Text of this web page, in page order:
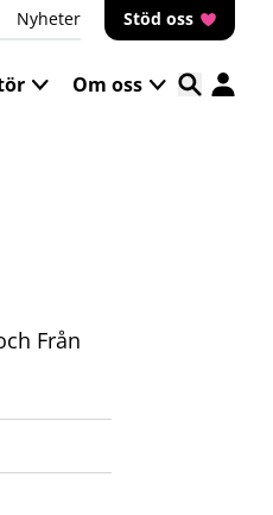
Om oss
Nyheter Stöd oss
Från